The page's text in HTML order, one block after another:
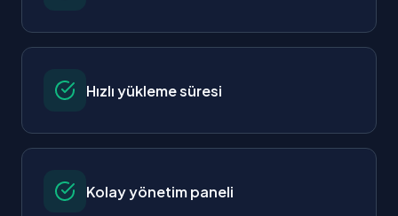
Hızlı yükleme süresi
Kolay yönetim paneli